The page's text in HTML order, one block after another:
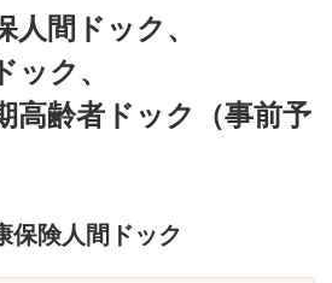
人間ドック、
ック、
高齢者ドック（事前予
保険人間ドック